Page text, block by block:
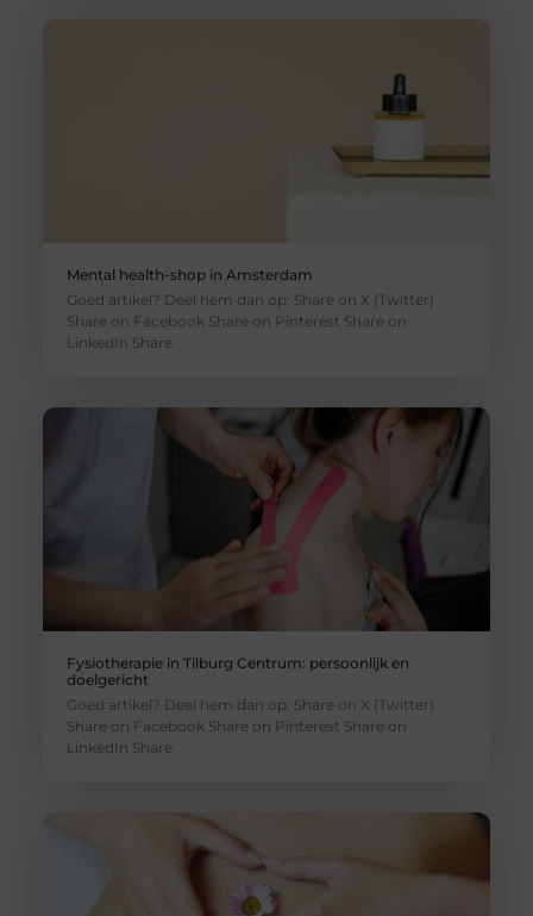
Mental health-shop in Amsterdam
Goed artikel? Deel hem dan op: Share on X (Twitter)
Share on Facebook Share on Pinterest Share on
LinkedIn Share
Fysiotherapie in Tilburg Centrum: persoonlijk en
doelgericht
Goed artikel? Deel hem dan op: Share on X (Twitter)
Share on Facebook Share on Pinterest Share on
LinkedIn Share